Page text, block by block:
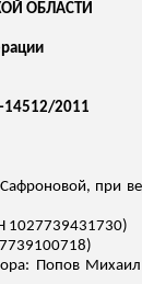
ОБЛАСТИ
14512/2011
при
1027739431730)
Попов